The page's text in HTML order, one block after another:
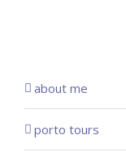
about me
porto tours